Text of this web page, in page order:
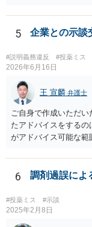
5 企業との示談
#説明義務違反 #投薬ミス
2026年6月16日
王 宣麟 弁護士
ご自身で作成いただ
たアドバイスをする
がアドバイス可能な
す）。
6 調剤過誤によ
#投薬ミス #示談
2025年2月8日